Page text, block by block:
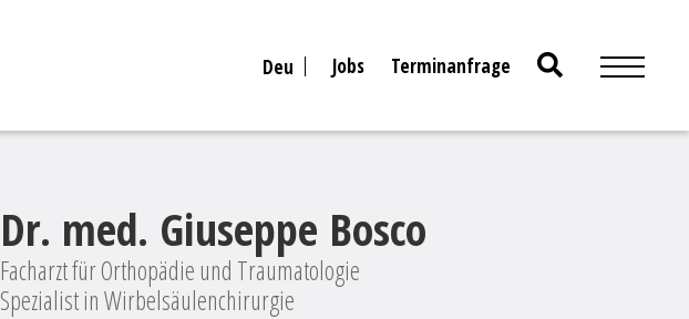
Deu Jobs Terminanfrage
Search
Dr. med. Giuseppe Bosco
Facharzt für Orthopädie und Traumatologie
Spezialist in Wirbelsäulenchirurgie